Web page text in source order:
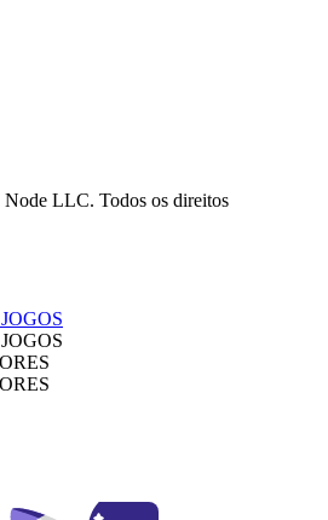
LLC. Todos os direitos